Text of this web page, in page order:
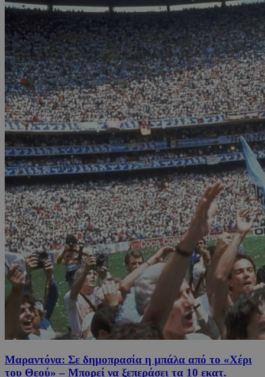
Μαραντόνα: Σε δημοπρασία η μπάλα από το «Χέρι
του Θεού» – Μπορεί να ξεπεράσει τα 10 εκατ.